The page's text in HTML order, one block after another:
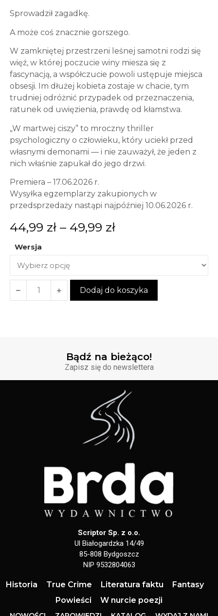
Sprowadził zagadkę.
A może coś znacznie gorszego.
W zamkniętej przestrzeni leśnej samotni rodzi się
więź, w której poczucie winy miesza się z
fascynacją, a współczucie powoli ustępuje miejsca
obsesji. Im dłużej kobieta zostaje w chacie, tym
trudniej odróżnić przypadek od przeznaczenia,
ratunek od uwięzienia, prawdę od kłamstwa.
„W martwej ciszy” to mroczny thriller
psychologiczny o człowieku, który uciekł przed
własnymi demonami — i nie zauważył, że jeden z
nich właśnie zapukał do jego drzwi.
Premiera – 17.06.2026 r.
Wysyłka egzemplarzy zakupionych w
przedsprzedaży nastąpi najpóźniej 10.06.2026 r.
44,99 zł – 49,99 zł
Wersja
Dodaj do koszyka
Bądź na bieżąco!
Zapisz się do newslettera
Scriptor Sp. z o.o.
Ul Białogardzka 14/49
85-808 Bydgoszcz
NIP 9532804063
Historia True Crime Literatura faktu
Fantasy
Powieści
W nurcie poezji